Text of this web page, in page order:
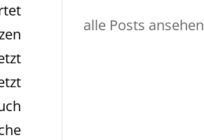
alle Posts ansehen